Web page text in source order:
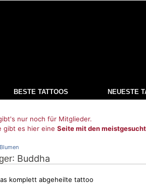
BESTE TATTOOS NEUESTE
nur noch für Mitglieder.
gibt es hier eine Seite mit den
Blumen
: Buddha
komplett abgeheilte tattoo